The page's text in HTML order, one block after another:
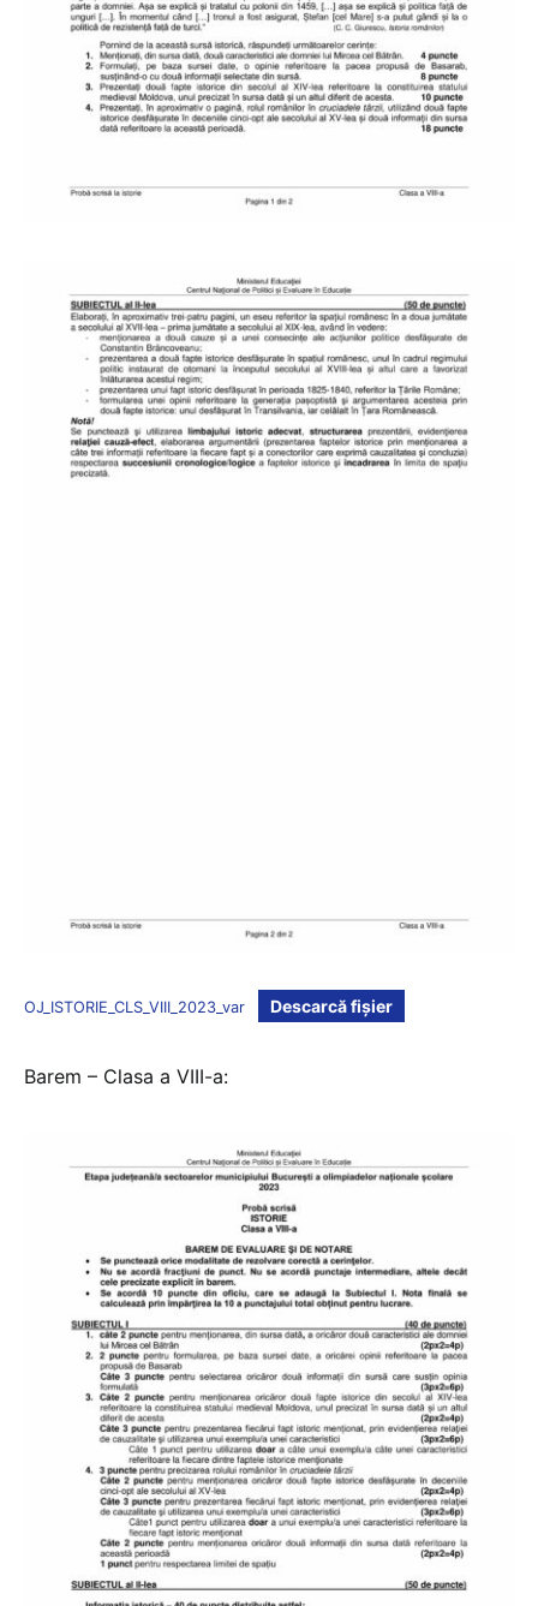
OJ_ISTORIE_CLS_VIII_2023_var Descarcă fișier
Barem – Clasa a VIII-a: